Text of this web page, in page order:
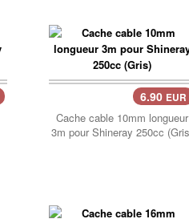
6.90 EUR
Cache cable 10mm longueur
3m pour Shineray 250cc